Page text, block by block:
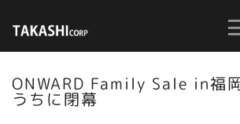
ONWARD Family Sale in福
うちに閉幕